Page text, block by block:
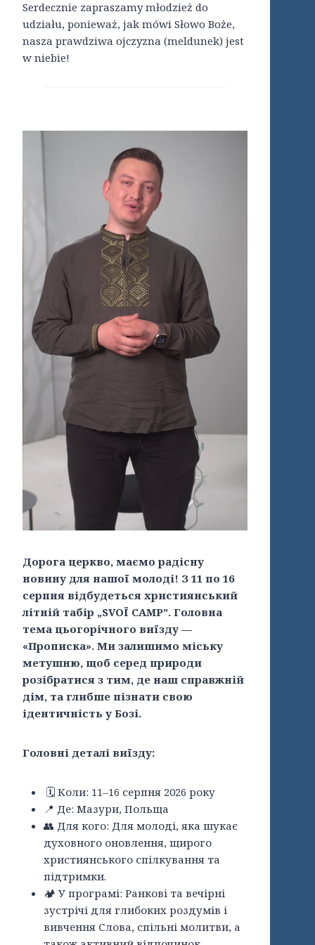
Serdecznie zapraszamy młodzież do
udziału, ponieważ, jak mówi Słowo Boże,
nasza prawdziwa ojczyzna (meldunek) jest
w niebie!
Дорога церкво, маємо радісну
новину для нашої молоді! З 11 по 16
серпня відбудеться християнський
літній табір „SVOЇ CAMP”. Головна
тема цьогорічного виїзду —
«Прописка». Ми залишимо міську
метушню, щоб серед природи
розібратися з тим, де наш справжній
дім, та глибше пізнати свою
ідентичність у Бозі.
Головні деталі виїзду:
🗓 Коли: 11–16 серпня 2026 року
📍 Де: Мазури, Польща
👥 Для кого: Для молоді, яка шукає
духовного оновлення, щирого
християнського спілкування та
підтримки.
🏕 У програмі: Ранкові та вечірні
зустрічі для глибоких роздумів і
вивчення Слова, спільні молитви, а